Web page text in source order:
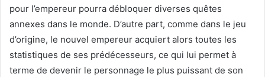
pour l’empereur pourra débloquer diverses quêtes
annexes dans le monde. D’autre part, comme dans le jeu
d’origine, le nouvel empereur acquiert alors toutes les
statistiques de ses prédécesseurs, ce qui lui permet à
terme de devenir le personnage le plus puissant de son